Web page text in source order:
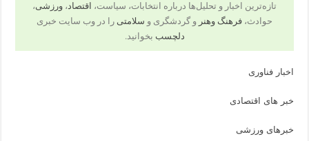
تازه‌ترین اخبار و تحلیل‌ها درباره انتخابات، سیاست، اقتصاد، ورزشی،
حوادث، فرهنگ وهنر و گردشگری و سلامتی را در وب سایت خبری
دلچسب بخوانید.
اخبار فناوری
خبر های اقتصادی
خبرهای ورزشی